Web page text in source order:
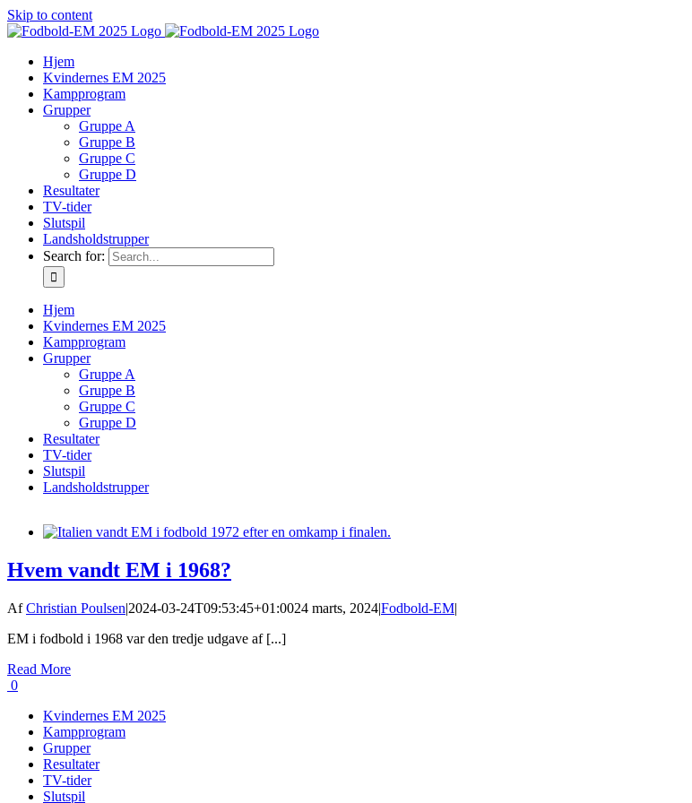
Skip to content
Hjem
Kvindernes EM 2025
Kampprogram
Grupper
Gruppe A
Gruppe B
Gruppe C
Gruppe D
Resultater
TV-tider
Slutspil
Landsholdstrupper
Search for:
Hjem
Kvindernes EM 2025
Kampprogram
Grupper
Gruppe A
Gruppe B
Gruppe C
Gruppe D
Resultater
TV-tider
Slutspil
Landsholdstrupper
Hvem vandt EM i 1968?
AfChristian Poulsen|2024-03-24T09:53:45+01:0024 marts, 2024|Fodbold-EM|
EM i fodbold i 1968 var den tredje udgave af [...]
Read More
0
Kvindernes EM 2025
Kampprogram
Grupper
Resultater
TV-tider
Slutspil